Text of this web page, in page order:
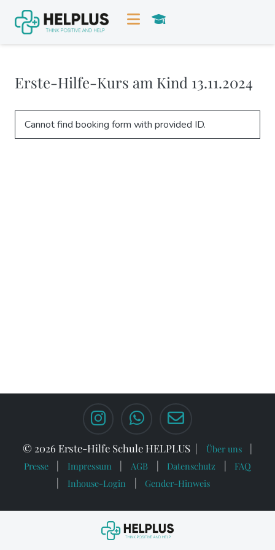
Erste-Hilfe-Kurs am Kind 13.11.2024
Cannot find booking form with provided ID.
© 2026 Erste-Hilfe Schule HELPLUS
Über uns
Presse
Impressum AGB Datenschutz
FAQ
Inhouse-Login
Gender-Hinweis